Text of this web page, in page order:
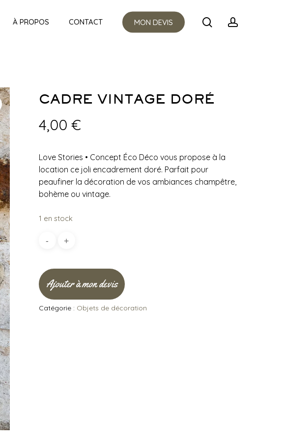
À PROPOS CONTACT MON DEVIS searchaccount
CADRE VINTAGE DORÉ
4,00 €
Love Stories • Concept Éco Déco vous propose à la
location ce joli encadrement doré. Parfait pour
peaufiner la décoration de vos ambiances champêtre,
bohème ou vintage.
1 en stock
Ajouter à mon devis
Catégorie : Objets de décoration